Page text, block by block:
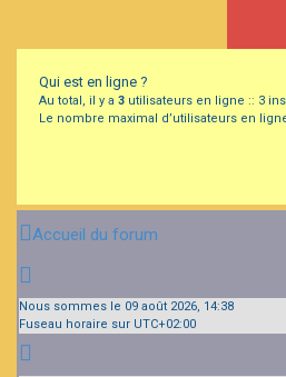
Qui est en ligne ?
Au total, il y a 3 utilisateurs en ligne :: 3
Le nombre maximal d’utilisateurs en
Accueil du forum
Nous sommes le 09 août 2026, 14:38
Fuseau horaire sur UTC+02:00